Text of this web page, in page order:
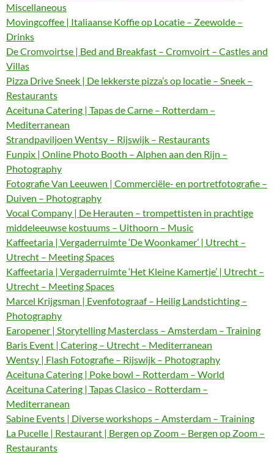
Miscellaneous
Movingcoffee | Italiaanse Koffie op Locatie – Zeewolde –
Drinks
De Cromvoirtse | Bed and Breakfast – Cromvoirt – Castles and
Villas
Pizza Drive Sneek | De lekkerste pizza’s op locatie – Sneek –
Restaurants
Aceituna Catering | Tapas de Carne – Rotterdam –
Mediterranean
Strandpaviljoen Wentsy – Rijswijk – Restaurants
Funpix | Online Photo Booth – Alphen aan den Rijn –
Photography
Fotografie Van Leeuwen | Commerciële- en portretfotografie –
Duiven – Photography
Vocal Company | De Herauten – trompettisten in prachtige
middeleeuwse kostuums – Uithoorn – Music
Kaffeetaria | Vergaderruimte ‘De Woonkamer’ | Utrecht –
Utrecht – Meeting Spaces
Kaffeetaria | Vergaderruimte ‘Het Kleine Kamertje’ | Utrecht –
Utrecht – Meeting Spaces
Marcel Krijgsman | Evenfotograaf – Heilig Landstichting –
Photography
Earopener | Storytelling Masterclass – Amsterdam – Training
Baris Event | Catering – Utrecht – Mediterranean
Wentsy | Flash Fotografie – Rijswijk – Photography
Aceituna Catering | Poke bowl – Rotterdam – World
Aceituna Catering | Tapas Clasico – Rotterdam –
Mediterranean
Sabine Events | Diverse workshops – Amsterdam – Training
La Pucelle | Restaurant | Bergen op Zoom – Bergen op Zoom –
Restaurants